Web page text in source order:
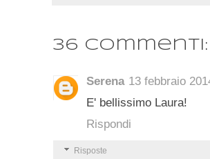
36 commenti:
Serena 13 febbraio
E' bellissimo Laura!
Rispondi
Risposte